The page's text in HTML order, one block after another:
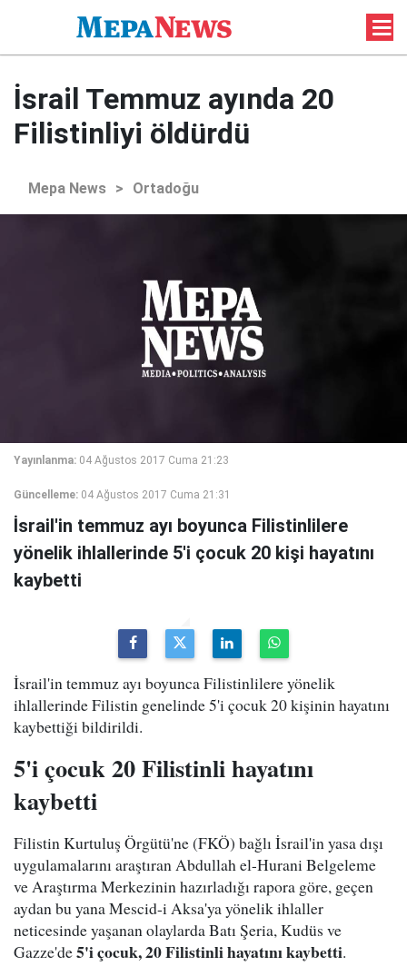
İsrail Temmuz ayında 20
Filistinliyi öldürdü
Mepa News > Ortadoğu
Yayınlanma: 04 Ağustos 2017 Cuma 21:23
Güncelleme: 04 Ağustos 2017 Cuma 21:31
İsrail'in temmuz ayı boyunca Filistinlilere
yönelik ihlallerinde 5'i çocuk 20 kişi hayatını
kaybetti
İsrail'in temmuz ayı boyunca Filistinlilere yönelik
ihlallerinde Filistin genelinde 5'i çocuk 20 kişinin hayatını
kaybettiği bildirildi.
5'i çocuk 20 Filistinli hayatını
kaybetti
Filistin Kurtuluş Örgütü'ne (FKÖ) bağlı İsrail'in yasa dışı
uygulamalarını araştıran Abdullah el-Hurani Belgeleme
ve Araştırma Merkezinin hazırladığı rapora göre, geçen
aydan bu yana Mescid-i Aksa'ya yönelik ihlaller
neticesinde yaşanan olaylarda Batı Şeria, Kudüs ve
Gazze'de5'i çocuk, 20 Filistinli hayatını kaybetti.